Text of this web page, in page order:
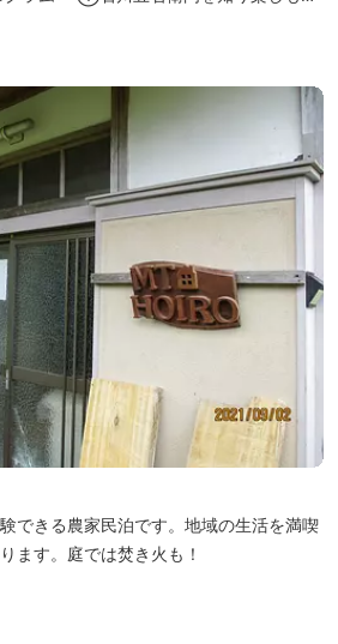
山散策と忍者修行を楽しもう！（山中
できる農家民泊です。地域の生活を満喫
ます。庭では焚き火も！